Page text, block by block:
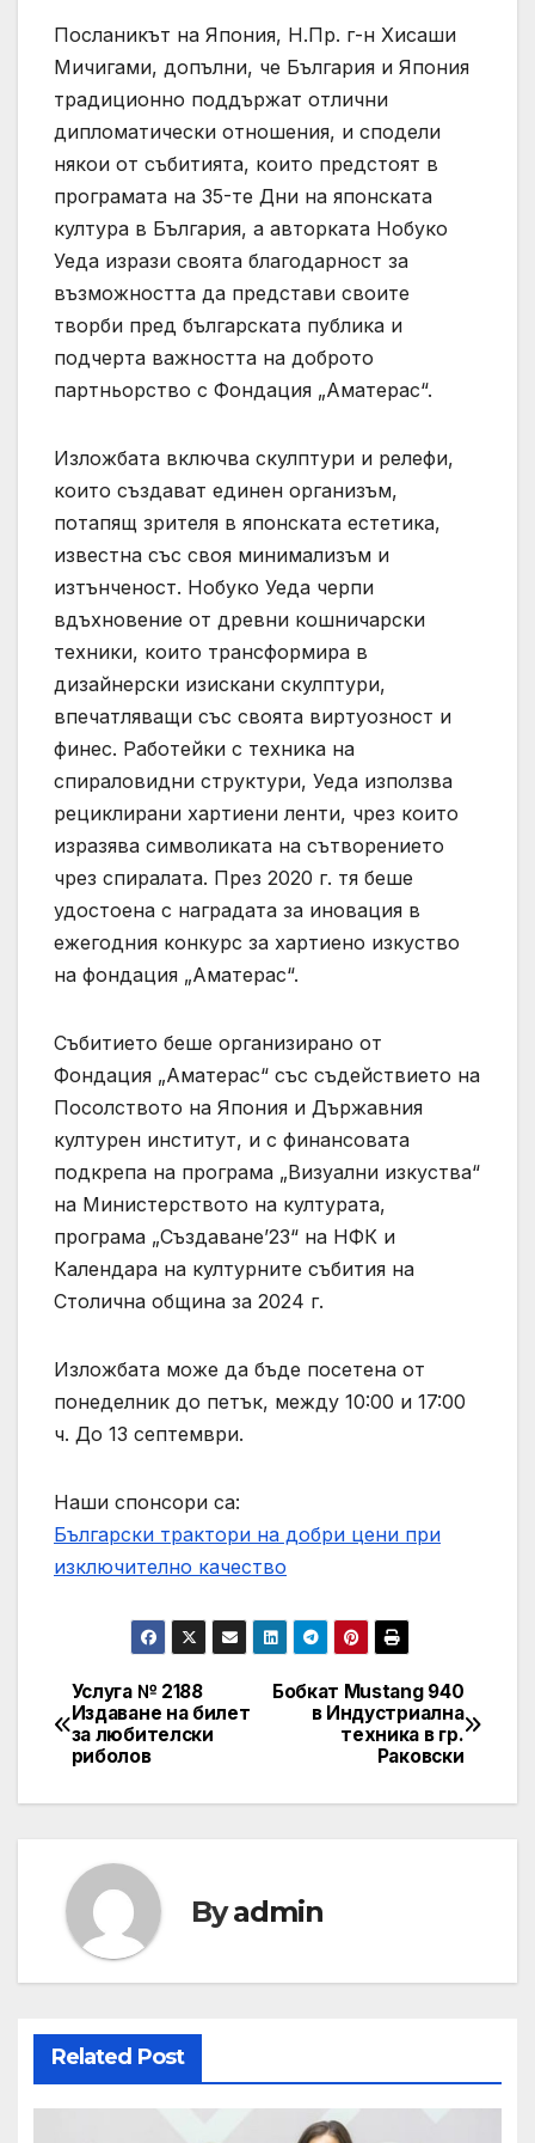
Посланикът на Япония, Н.Пр. г-н Хисаши
Мичигами, допълни, че България и Япония
традиционно поддържат отлични
дипломатически отношения, и сподели
някои от събитията, които предстоят в
програмата на 35-те Дни на японската
култура в България, а авторката Нобуко
Уеда изрази своята благодарност за
възможността да представи своите
творби пред българската публика и
подчерта важността на доброто
партньорство с Фондация „Аматерас“.
Изложбата включва скулптури и релефи,
които създават единен организъм,
потапящ зрителя в японската естетика,
известна със своя минимализъм и
изтънченост. Нобуко Уеда черпи
вдъхновение от древни кошничарски
техники, които трансформира в
дизайнерски изискани скулптури,
впечатляващи със своята виртуозност и
финес. Работейки с техника на
спираловидни структури, Уеда използва
рециклирани хартиени ленти, чрез които
изразява символиката на сътворението
чрез спиралата. През 2020 г. тя беше
удостоена с наградата за иновация в
ежегодния конкурс за хартиено изкуство
на фондация „Аматерас“.
Събитието беше организирано от
Фондация „Аматерас“ със съдействието на
Посолството на Япония и Държавния
културен институт, и с финансовата
подкрепа на програма „Визуални изкуства“
на Министерството на културата,
програма „Създаване’23“ на НФК и
Календара на културните събития на
Столична община за 2024 г.
Изложбата може да бъде посетена от
понеделник до петък, между 10:00 и 17:00
ч. До 13 септември.
Наши спонсори са:
Български трактори на добри цени при
изключително качество
Post
navigation
Бобкат Mustang 940
в Индустриална
техника в гр.
Раковски
Услуга № 2188
Издаване на билет
за любителски
риболов
Byadmin
Related Post